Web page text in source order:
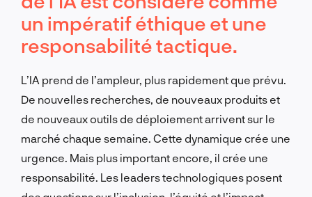
un impératif éthique et une
responsabilité tactique.
L’IA prend de l’ampleur, plus rapidement que prévu.
De nouvelles recherches, de nouveaux produits et
de nouveaux outils de déploiement arrivent sur le
marché chaque semaine. Cette dynamique crée une
urgence. Mais plus important encore, il crée une
responsabilité. Les leaders technologiques posent